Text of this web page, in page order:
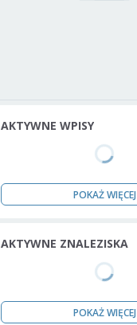
AKTYWNE WPISY
POKAŻ WIĘCEJ
AKTYWNE ZNALEZISKA
POKAŻ WIĘCEJ